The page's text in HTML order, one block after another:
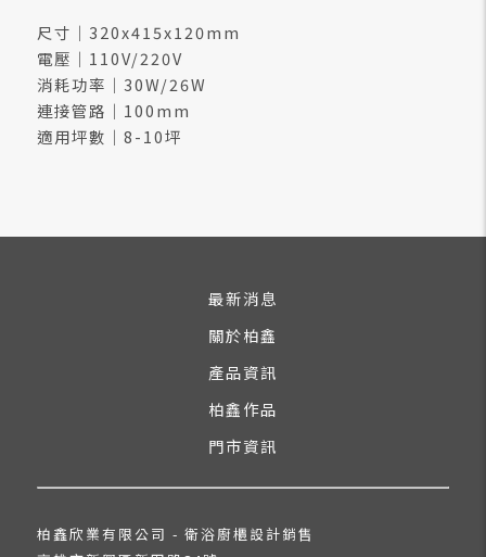
尺寸｜320x415x120mm
電壓｜110V/220V
消耗功率｜30W/26W
連接管路｜100mm
適用坪數｜8-10坪
最新消息
關於柏鑫
產品資訊
柏鑫作品
門市資訊
柏鑫欣業有限公司 - 衛浴廚櫃設計銷售